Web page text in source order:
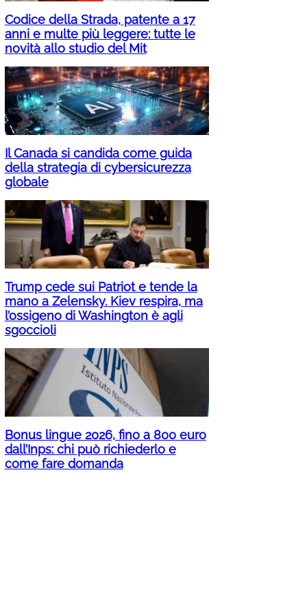
Codice della Strada, patente a 17
anni e multe più leggere: tutte le
novità allo studio del Mit
Il Canada si candida come guida
della strategia di cybersicurezza
globale
Trump cede sui Patriot e tende la
mano a Zelensky. Kiev respira, ma
l’ossigeno di Washington è agli
sgoccioli
Bonus lingue 2026, fino a 800 euro
dall’Inps: chi può richiederlo e
come fare domanda